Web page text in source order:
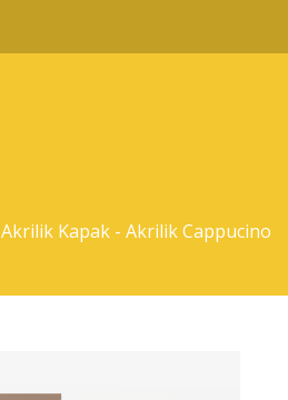
Akrilik Kapak - Akrilik Cappucino